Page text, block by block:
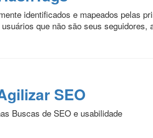
identificados e mapeados pelas
que não são seus seguidores,
SEO
Buscas de SEO e usabilidade